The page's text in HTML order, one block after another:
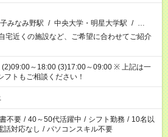
みなみ野駅 / 中央大学・明星大学駅 / …
近くの施設など、ご希望に合わせてご紹介
～18:00 (3)17:00～09:00 ※ 上記は一
フトもご相談ください！
不要 / 40～50代活躍中 / シフト勤務 / 10名以
話対応なし / パソコンスキル不要